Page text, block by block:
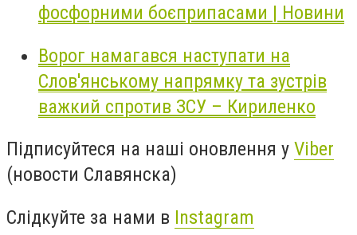
фосфорними боєприпасами | Новини
Ворог намагався наступати на
Слов'янському напрямку та зустрів
важкий спротив ЗСУ – Кириленко
Підписуйтеся на наші оновлення у Viber
(новости Славянска)
Слідкуйте за нами в Instagram